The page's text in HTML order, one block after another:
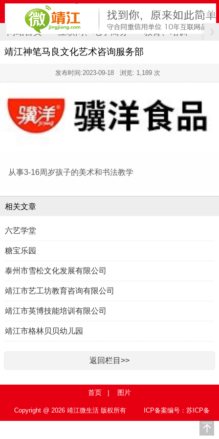
网站首页 互联网、电子商务 教育、培训 计
靖江神笔马良文化艺术咨询服务部
发布时间:2023-09-18 浏览: 1,189 次
从事3-16周岁孩子的美术和书法教学
相关文章
六艺学堂
糖宝乐园
泰州市雪松文化发展有限公司
靖江市艺工坊教育咨询有限公司
靖江市英博技能培训有限公司
靖江市格林贝贝幼儿园
返回栏目>>
首页 | 图片
Copyright @ 2026 靖江微生活 版权所有
ICP备案编号：苏ICP备
15010767号